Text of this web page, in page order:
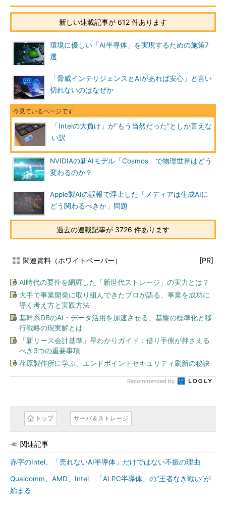
新しい連載記事が 612 件あります
環境に優しい「AI半導体」を実現するための施策7
選
「脅威インテリジェンスとAIがあれば安心」と言い
切れないのはなぜか
「Intelの大負け」が“もう当然だった”としか言えな
い訳
NVIDIAの新AIモデル「Cosmos」で物理世界はどう
変わるのか？
Apple製AIの誤報で浮上した「メディアは生成AIに
どう関わるべきか」問題
過去の連載記事が 3726 件あります
関連資料（ホワイトペーパー） [PR]
AI時代の要件を網羅した「新世代ストレージ」の実力とは？
大手で事業開発に取り組んできたプロが語る、事業を成功に
導く考え方と実践方法
基幹系DBのAI・データ活用を加速させる、基盤の標準化と移
行戦略の現実解とは
「新リース会計基準」早わかりガイド：借り手側が押さえる
べき3つの重要事項
荏原製作所に学ぶ、エンドポイントセキュリティ刷新の秘訣
Recommended by
トップ サーバ＆ストレージ
関連記事
赤字のIntel、「売れないAI半導体」だけではない不振の理由
Qualcomm、AMD、Intel 「AI PC半導体」の“王者なき戦い”が
始まる